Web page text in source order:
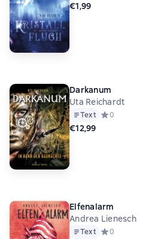
€1,99
Darkanum
Uta Reichardt
Text Средний
0
€12,99
Elfenalarm
Andrea Lienesch
Text Средний
0